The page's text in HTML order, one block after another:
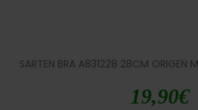
SARTEN BRA A831228 28CM ORIGEN
19,90€